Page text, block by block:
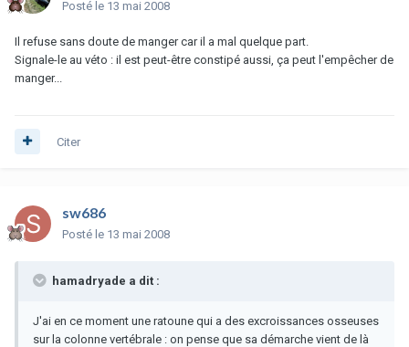
Posté le 13 mai 2008
Il refuse sans doute de manger car il a mal quelque part.
Signale-le au véto : il est peut-être constipé aussi, ça peut l'empêcher de
manger...
Citer
sw686
Posté le 13 mai 2008
hamadryade a dit :
J'ai en ce moment une ratoune qui a des excroissances osseuses
sur la colonne vertébrale : on pense que sa démarche vient de là